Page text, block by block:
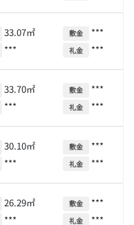
33.07㎡
***
敷金 ***
礼金 ***
33.70㎡
***
敷金 ***
礼金 ***
30.10㎡
***
敷金 ***
礼金 ***
26.29㎡
***
敷金 ***
礼金 ***